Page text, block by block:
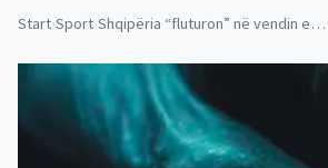
Start›Sport›Shqipëria “fluturon” në vendin e…